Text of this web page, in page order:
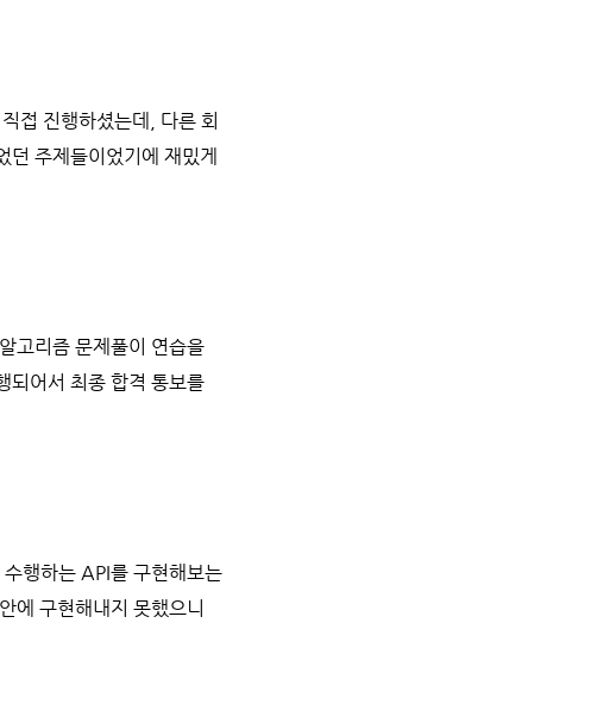
접 진행하셨는데, 다른 회
주제들이었기에 재밌게
고리즘 문제풀이 연습을
되어서 최종 합격 통보를
행하는 API를 구현해보는
에 구현해내지 못했으니